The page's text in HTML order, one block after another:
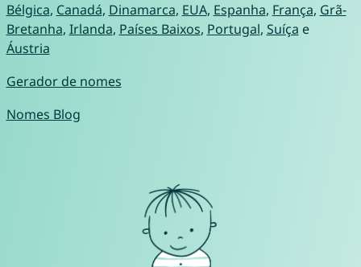
Bélgica, Canadá, Dinamarca, EUA, Espanha, França, Grã-
Bretanha, Irlanda, Países Baixos, Portugal, Suíça e
Áustria
Gerador de nomes
Nomes Blog